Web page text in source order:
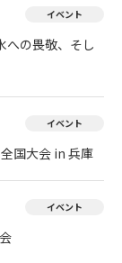
イベント
への畏敬、そし
イベント
国大会 in 兵庫
イベント